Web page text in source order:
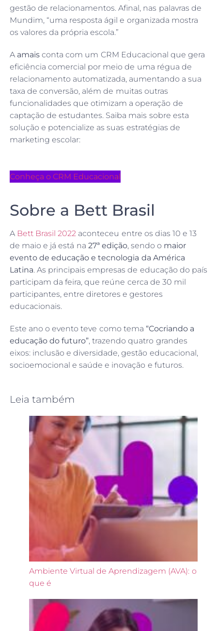
gestão de relacionamentos. Afinal, nas palavras de
Mundim, “uma resposta ágil e organizada mostra
os valores da própria escola.”
A amais conta com um CRM Educacional que gera
eficiência comercial por meio de uma régua de
relacionamento automatizada, aumentando a sua
taxa de conversão, além de muitas outras
funcionalidades que otimizam a operação de
captação de estudantes. Saiba mais sobre esta
solução e potencialize as suas estratégias de
marketing escolar:
Conheça o CRM Educacional
Sobre a Bett Brasil
A Bett Brasil 2022 aconteceu entre os dias 10 e 13
de maio e já está na 27ª edição, sendo o maior
evento de educação e tecnologia da América
Latina. As principais empresas de educação do país
participam da feira, que reúne cerca de 30 mil
participantes, entre diretores e gestores
educacionais.
Este ano o evento teve como tema “Cocriando a
educação do futuro”, trazendo quatro grandes
eixos: inclusão e diversidade, gestão educacional,
socioemocional e saúde e inovação e futuros.
Leia também
Ambiente Virtual de Aprendizagem (AVA): o
que é